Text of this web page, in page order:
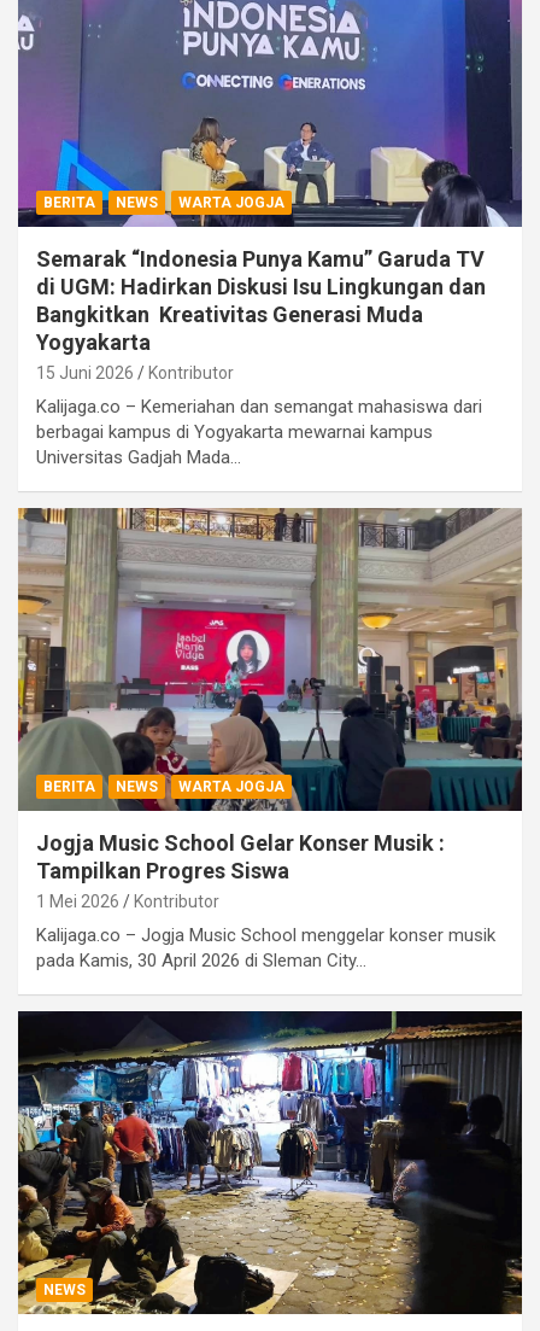
BERITA NEWS WARTA JOGJA
Semarak “Indonesia Punya Kamu” Garuda TV
di UGM: Hadirkan Diskusi Isu Lingkungan dan
Bangkitkan Kreativitas Generasi Muda
Yogyakarta
15 Juni 2026 Kontributor
Kalijaga.co – Kemeriahan dan semangat mahasiswa dari
berbagai kampus di Yogyakarta mewarnai kampus
Universitas Gadjah Mada…
BERITA NEWS WARTA JOGJA
Jogja Music School Gelar Konser Musik :
Tampilkan Progres Siswa
1 Mei 2026 Kontributor
Kalijaga.co – Jogja Music School menggelar konser musik
pada Kamis, 30 April 2026 di Sleman City…
NEWS